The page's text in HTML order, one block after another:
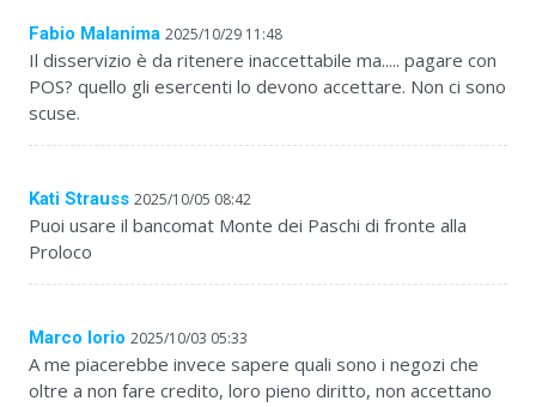
Fabio Malanima 2025/10/29 11:48
Il disservizio è da ritenere inaccettabile ma..... pagare con
POS? quello gli esercenti lo devono accettare. Non ci sono
scuse.
Kati Strauss 2025/10/05 08:42
Puoi usare il bancomat Monte dei Paschi di fronte alla
Proloco
Marco Iorio 2025/10/03 05:33
A me piacerebbe invece sapere quali sono i negozi che
oltre a non fare credito, loro pieno diritto, non accettano